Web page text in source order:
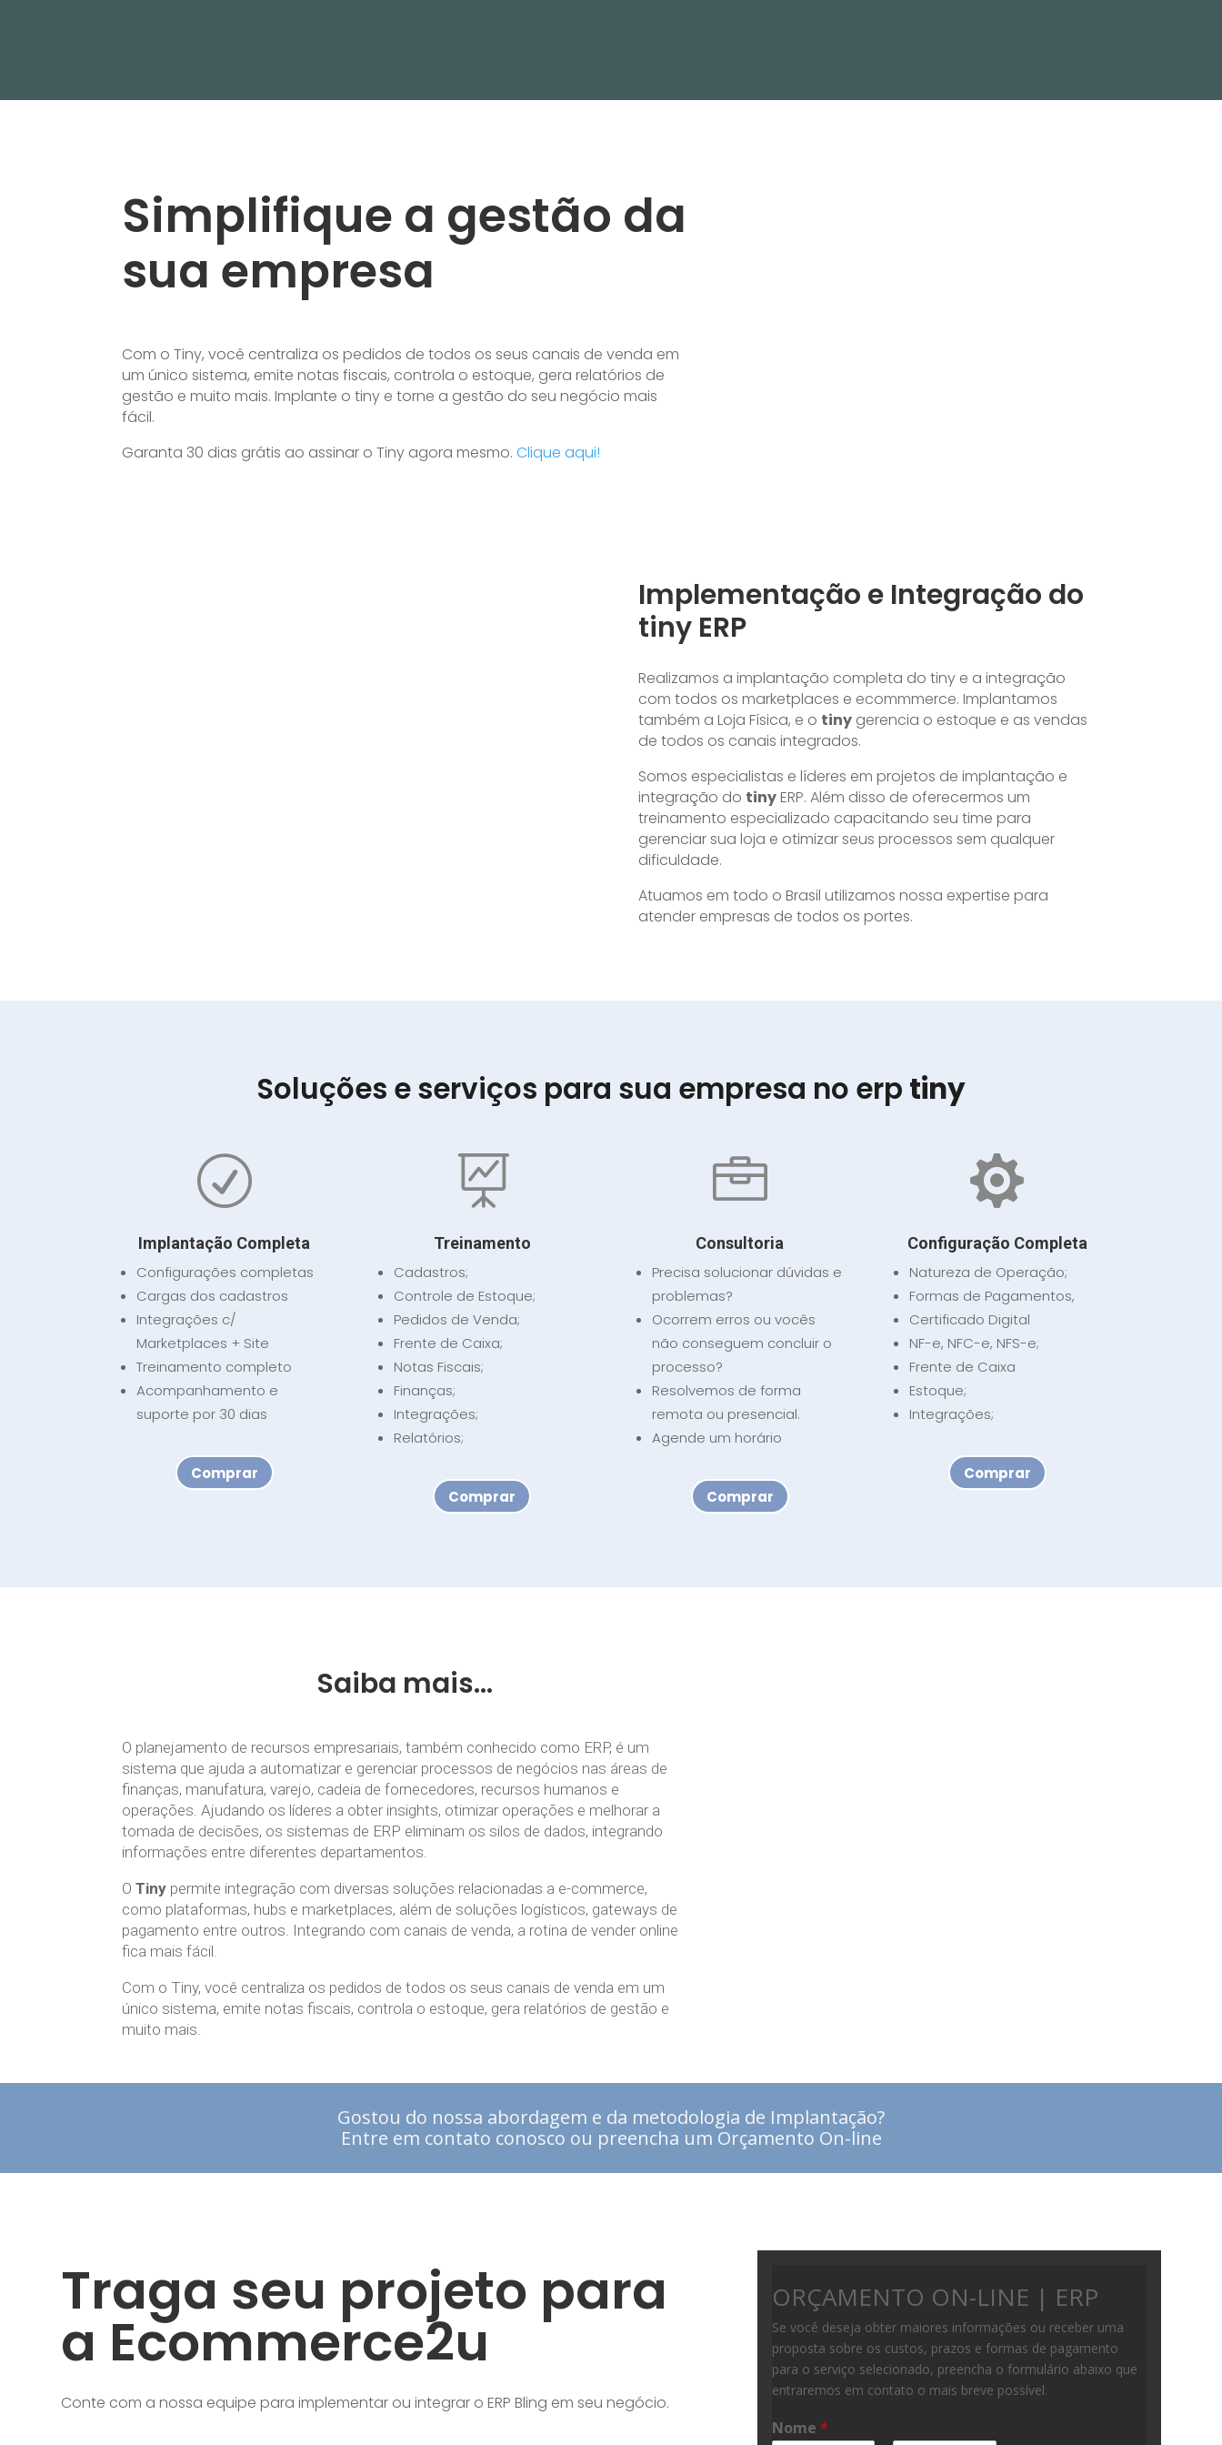
Simplifique a gestão da
sua empresa
Com o Tiny, você centraliza os pedidos de todos os seus canais de venda em
um único sistema, emite notas fiscais, controla o estoque, gera relatórios de
gestão e muito mais. Implante o tiny e torne a gestão do seu negócio mais
fácil.
Garanta 30 dias grátis ao assinar o Tiny agora mesmo. Clique aqui!
Implementação e Integração do
tiny ERP
Realizamos a implantação completa do tiny e a integração
com todos os marketplaces e ecommmerce. Implantamos
também a Loja Física, e o tinygerencia o estoque e as vendas
de todos os canais integrados.
Somos especialistas e líderes em projetos de implantação e
integração do tinyERP. Além disso de oferecermos um
treinamento especializado capacitando seu time para
gerenciar sua loja e otimizar seus processos sem qualquer
dificuldade.
Atuamos em todo o Brasil utilizamos nossa expertise para
atender empresas de todos os portes.
Soluções e serviços para sua empresa no erp tiny
R
Implantação Completa
Configurações completas
Cargas dos cadastros
Integrações c/
Marketplaces + Site
Treinamento completo
Acompanhamento e
suporte por 30 dias
Comprar

Treinamento
Cadastros;
Controle de Estoque;
Pedidos de Venda;
Frente de Caixa;
Notas Fiscais;
Finanças;
Integrações;
Relatórios;
Comprar

Consultoria
Precisa solucionar dúvidas e
problemas?
Ocorrem erros ou vocês
não conseguem concluir o
processo?
Resolvemos de forma
remota ou presencial.
Agende um horário
Comprar

Configuração Completa
Natureza de Operação;
Formas de Pagamentos,
Certificado Digital
NF-e, NFC-e, NFS-e;
Frente de Caixa
Estoque;
Integrações;
Comprar
Saiba mais…
O planejamento de recursos empresariais, também conhecido como ERP, é um
sistema que ajuda a automatizar e gerenciar processos de negócios nas áreas de
finanças, manufatura, varejo, cadeia de fornecedores, recursos humanos e
operações. Ajudando os líderes a obter insights, otimizar operações e melhorar a
tomada de decisões, os sistemas de ERP eliminam os silos de dados, integrando
informações entre diferentes departamentos.
OTiny permite integração com diversas soluções relacionadas a e-commerce,
como plataformas, hubs e marketplaces, além de soluções logísticos, gateways de
pagamento entre outros. Integrando com canais de venda, a rotina de vender online
fica mais fácil.
Com o Tiny, você centraliza os pedidos de todos os seus canais de venda em um
único sistema, emite notas fiscais, controla o estoque, gera relatórios de gestão e
muito mais.
Gostou do nossa abordagem e da metodologia de Implantação?
Entre em contato conosco ou preencha um Orçamento On-line
Traga seu projeto para
a Ecommerce2u
Conte com a nossa equipe para implementar ou integrar o ERP Bling em seu negócio.
ORÇAMENTO ON-LINE | ERP
Se você deseja obter maiores informações ou receber uma
proposta sobre os custos, prazos e formas de pagamento
para o serviço selecionado, preencha o formulário abaixo que
entraremos em contato o mais breve possível.
Nome *